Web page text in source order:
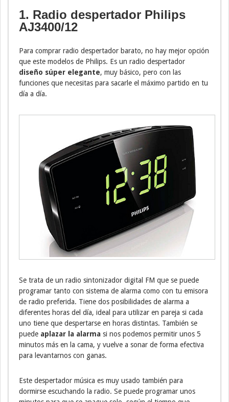
1. Radio despertador Philips
AJ3400/12
Para comprar radio despertador barato, no hay mejor opción
que este modelos de Philips. Es un radio despertador
diseño súper elegante, muy básico, pero con las
funciones que necesitas para sacarle el máximo partido en tu
día a día.
Se trata de un radio sintonizador digital FM que se puede
programar tanto con sistema de alarma como con tu emisora
de radio preferida. Tiene dos posibilidades de alarma a
diferentes horas del día, ideal para utilizar en pareja si cada
uno tiene que despertarse en horas distintas. También se
puede aplazar la alarma si nos podemos permitir unos 5
minutos más en la cama, y vuelve a sonar de forma efectiva
para levantarnos con ganas.
Este despertador música es muy usado también para
dormirse escuchando la radio. Se puede programar unos